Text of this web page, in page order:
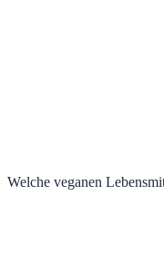
Welche veganen